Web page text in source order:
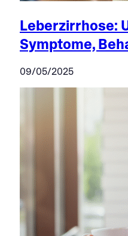
Leberzirrhose:
Symptome,
09/05/2025